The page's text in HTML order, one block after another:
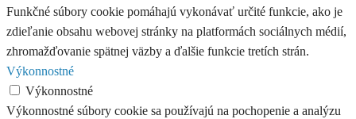
Funkčné súbory cookie pomáhajú vykonávať určité funkcie, ako je
zdieľanie obsahu webovej stránky na platformách sociálnych médií,
zhromažďovanie spätnej väzby a ďalšie funkcie tretích strán.
Výkonnostné
Výkonnostné
Výkonnostné súbory cookie sa používajú na pochopenie a analýzu